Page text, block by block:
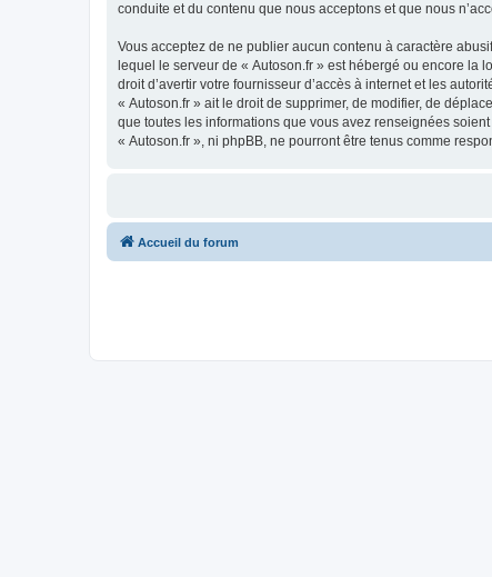
conduite et du contenu que nous acceptons et que nous
Vous acceptez de ne publier aucun contenu à caractère
lequel le serveur de « Autoson.fr » est hébergé ou encore la
droit d’avertir votre fournisseur d’accès à internet et les
« Autoson.fr » ait le droit de supprimer, de modifier, de
que toutes les informations que vous avez renseignées
« Autoson.fr », ni phpBB, ne pourront être tenus comme
Accueil du forum